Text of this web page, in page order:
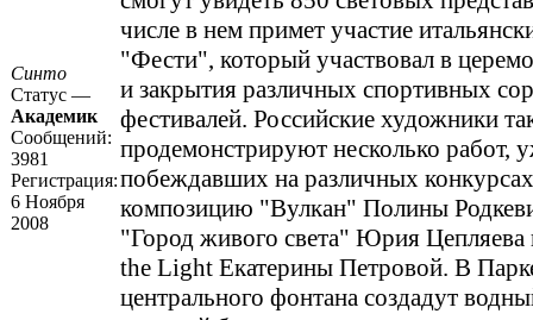
Синто
Статус —
Академик
Сообщений:
3981
Регистрация:
6 Ноября
2008
числе в нем примет участие
"Фести", который участвовал в
и закрытия различных спортивных
фестивалей. Российские художники
продемонстрируют несколько работ,
побеждавших на различных
композицию "Вулкан" Полины
"Город живого света" Юрия Цепляева
the Light Екатерины Петровой. В
центрального фонтана создадут